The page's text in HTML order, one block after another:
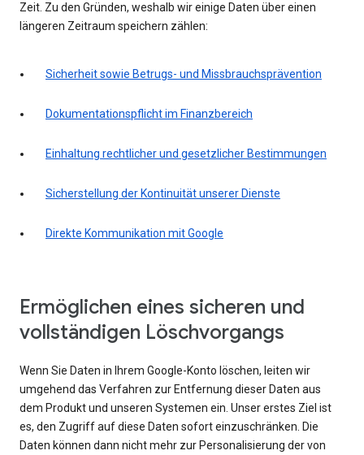
Zeit. Zu den Gründen, weshalb wir einige Daten über einen
längeren Zeitraum speichern zählen:
Sicherheit sowie Betrugs- und Missbrauchsprävention
Dokumentationspflicht im Finanzbereich
Einhaltung rechtlicher und gesetzlicher Bestimmungen
Sicherstellung der Kontinuität unserer Dienste
Direkte Kommunikation mit Google
Ermöglichen eines sicheren und
vollständigen Löschvorgangs
Wenn Sie Daten in Ihrem Google-Konto löschen, leiten wir
umgehend das Verfahren zur Entfernung dieser Daten aus
dem Produkt und unseren Systemen ein. Unser erstes Ziel ist
es, den Zugriff auf diese Daten sofort einzuschränken. Die
Daten können dann nicht mehr zur Personalisierung der von